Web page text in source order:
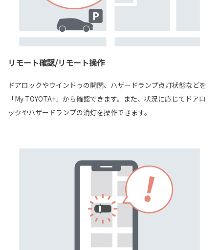
リモート確認/リモート操作
ドアロックやウインドゥの開閉、ハザードランプ点灯状態などを
「My TOYOTA+」から確認できます。また、状況に応じてドアロ
ックやハザードランプの消灯を操作できます。